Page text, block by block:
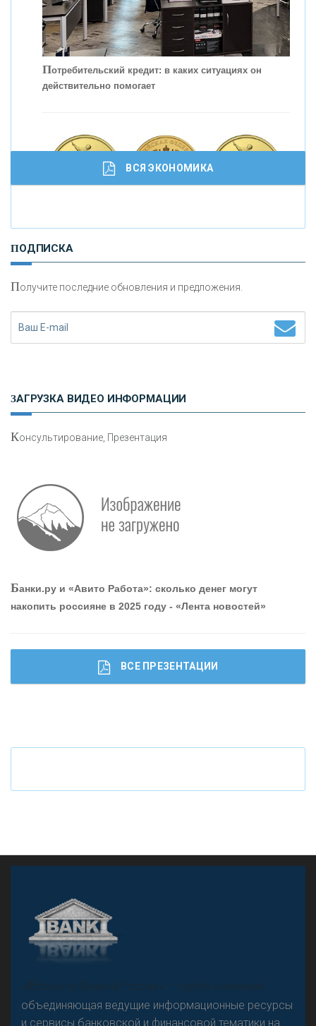
привлечь и удержать персонал - «Интервью»
Потребительский кредит: в каких ситуациях он
действительно помогает
И
сохранения и увеличения капитала
Что будет с наличными деньгами при цифровом
ВСЯ ЭКОНОМИКА
ПОДПИСКА
Получите последние обновления и предложения.
ЗАГРУЗКА ВИДЕО ИНФОРМАЦИИ
Консультирование, Презентация
Банки.ру и «Авито Работа»: сколько денег могут
накопить россияне в 2025 году - «Лента новостей»
ВСЕ ПРЕЗЕНТАЦИИ
«Н
овости Банков России» – группа компаний,
объединяющая ведущие информационные ресурсы
и сервисы банковской и финансовой тематики на